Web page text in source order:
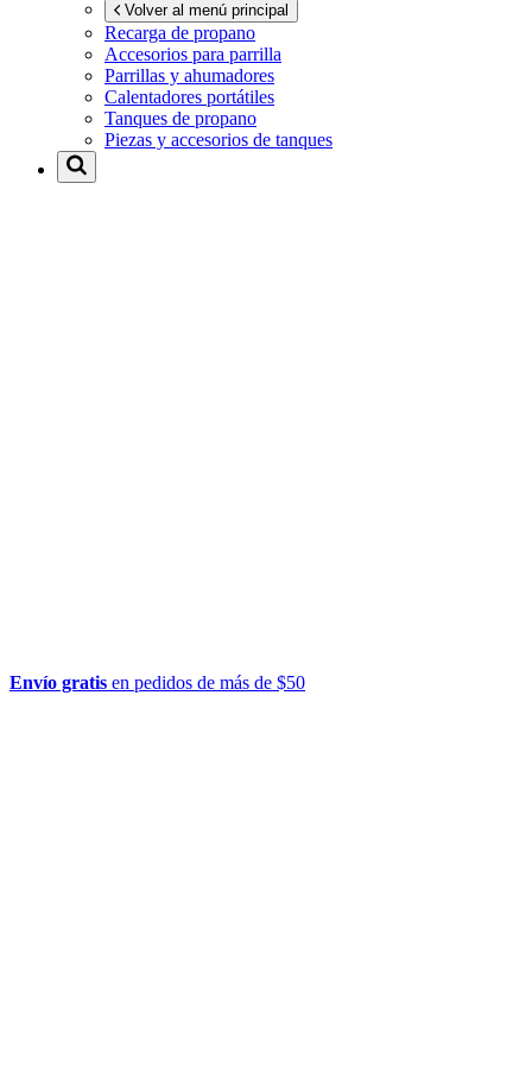
Volver al menú principal
Recarga de propano
Accesorios para parrilla
Parrillas y ahumadores
Calentadores portátiles
Tanques de propano
Piezas y accesorios de tanques
Envío gratis en pedidos de más de $50